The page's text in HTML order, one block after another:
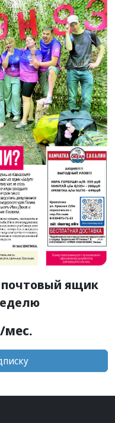
почтовый ящик
мес.